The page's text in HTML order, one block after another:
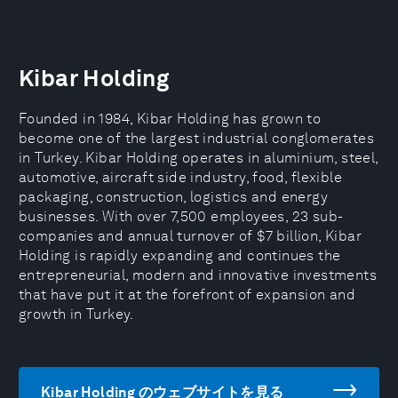
Kibar Holding
Founded in 1984, Kibar Holding has grown to
become one of the largest industrial conglomerates
in Turkey. Kibar Holding operates in aluminium, steel,
automotive, aircraft side industry, food, flexible
packaging, construction, logistics and energy
businesses. With over 7,500 employees, 23 sub-
companies and annual turnover of $7 billion, Kibar
Holding is rapidly expanding and continues the
entrepreneurial, modern and innovative investments
that have put it at the forefront of expansion and
growth in Turkey.
Kibar Holding のウェブサイトを見る